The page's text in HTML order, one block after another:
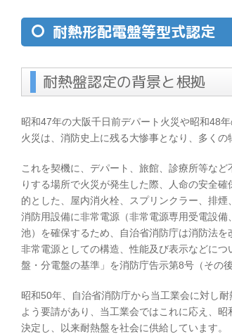
耐熱形配電盤等型式認定
耐熱盤認定の背景と根拠
昭和47年の大阪千日前デパート火災や昭和48
火災は、消防史上に残る大惨事となり、多くの
これを契機に、デパート、旅館、診療所等など
りする場所で火災が発生した際、人命の安全確
的とした、屋内消火栓、スプリンクラー、排
消防用設備に非常電源（非常電源専用受電設備
池）を確保するため、自治省消防庁は消防法を
非常電源としての構造、性能及び表示などに
盤・分電盤の基準」を消防庁告示第8号（その
昭和50年、自治省消防庁から当工業会に対し
よう要請があり、当工業会ではこれに応え、
決定し、以来耐熱盤を社会に供給しています。